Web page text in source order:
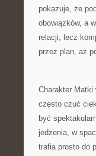
pokazuje, że
obowiązków, a
relacji, lecz
przez plan, aż
Charakter
często czuć
być
jedzenia, w
trafia prosto do